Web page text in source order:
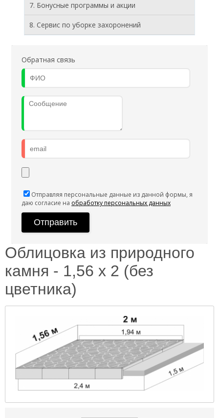
7. Бонусные программы и акции
8. Cервис по уборке захоронений
Обратная связь
Отправляя персональные данные из данной формы, я
даю согласие на обработку персональных данных
Облицовка из природного
камня - 1,56 х 2 (без
цветника)